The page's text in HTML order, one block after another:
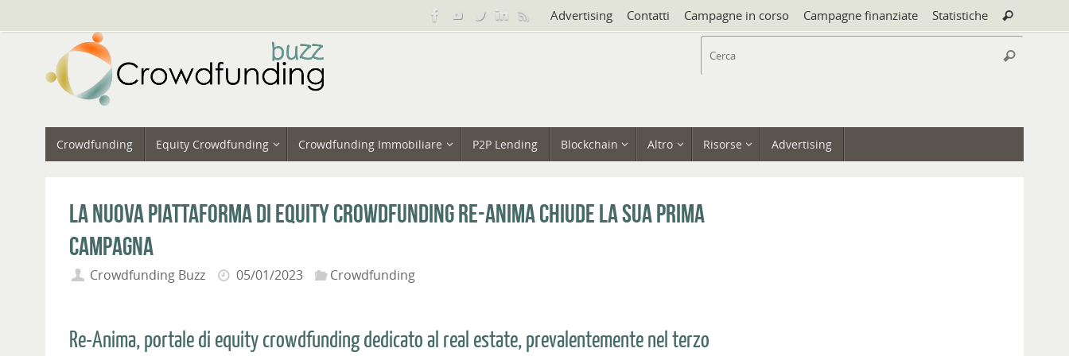
al
contenuto
Advertising Contatti Campagne in corso Campagne finanziate Statistiche Cerca
Cerca
Crowdfunding Equity Crowdfunding Crowdfunding Immobiliare P2P Lending Blockchain Altro Risorse Advertising
La nuova piattaforma di equity crowdfunding Re-Anima chiude la sua prima
campagna
Crowdfunding Buzz 05/01/2023 Crowdfunding
Re-Anima, portale di equity crowdfunding dedicato al real estate, prevalentemente nel terzo